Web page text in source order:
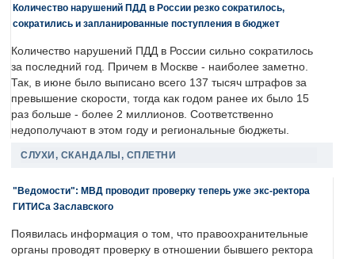
Количество нарушений ПДД в России резко сократилось,
сократились и запланированные поступления в бюджет
Количество нарушений ПДД в России сильно сократилось
за последний год. Причем в Москве - наиболее заметно.
Так, в июне было выписано всего 137 тысяч штрафов за
превышение скорости, тогда как годом ранее их было 15
раз больше - более 2 миллионов. Соответственно
недополучают в этом году и региональные бюджеты.
СЛУХИ, СКАНДАЛЫ, СПЛЕТНИ
"Ведомости": МВД проводит проверку теперь уже экс-ректора
ГИТИСа Заславского
Появилась информация о том, что правоохранительные
органы проводят проверку в отношении бывшего ректора